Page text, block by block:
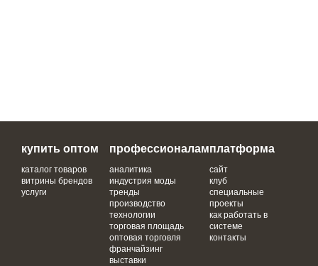
купить оптом
каталог товаров
витрины брендов
услуги
профессионалам
аналитика
индустрия моды
тренды
производство
технологии
торговая площадь
оптовая торговля
франчайзинг
выставки
платформа
сайт
клуб
специальные
проекты
как работать в
системе
контакты